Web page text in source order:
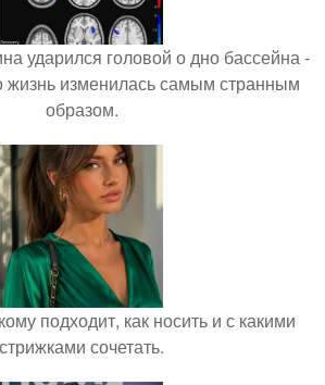
ударился головой о дно бассейна -
жизнь изменилась самым странным
образом.
подходит, как носить и с какими
стрижками сочетать.